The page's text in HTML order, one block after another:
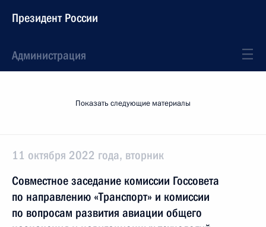
Президент России
Администрация
Показать следующие материалы
11 октября 2022 года, вторник
Совместное заседание комиссии Госсовета
по направлению «Транспорт» и комиссии
по вопросам развития авиации общего